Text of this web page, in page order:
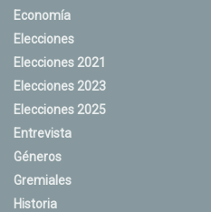
Economía
Elecciones
Elecciones 2021
Elecciones 2023
Elecciones 2025
Entrevista
Géneros
Gremiales
Historia